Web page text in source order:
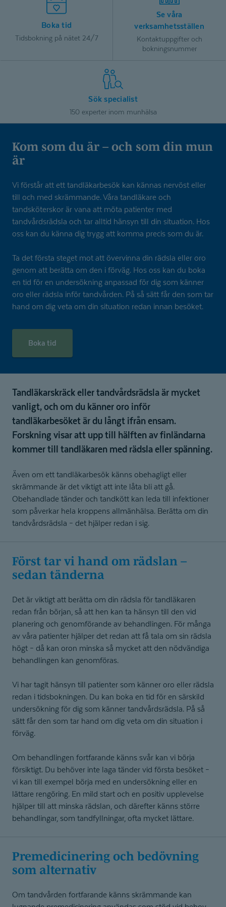
Boka tid
Tidsbokning på nätet 24/7
Se våra
verksamhetsställen
Kontaktuppgifter och
bokningsnummer
Sök specialist
150 experter inom munhälsa
Kom som du är – och som din mun
är
Vi förstår att ett tandläkarbesök kan kännas nervöst eller
till och med skrämmande. Våra tandläkare och
tandsköterskor är vana att möta patienter med
tandvårdsrädsla och tar alltid hänsyn till din situation. Hos
oss kan du känna dig trygg att komma precis som du är.
Ta det första steget mot att övervinna din rädsla eller oro
genom att berätta om den i förväg. Hos oss kan du boka
en tid för en undersökning anpassad för dig som känner
oro eller rädsla inför tandvården. På så sätt får den som tar
hand om dig veta om din situation redan innan besöket.
Boka tid
Tandläkarskräck eller tandvårdsrädsla är mycket
vanligt, och om du känner oro inför
tandläkarbesöket är du långt ifrån ensam.
Forskning visar att upp till hälften av finländarna
kommer till tandläkaren med rädsla eller spänning.
Även om ett tandläkarbesök känns obehagligt eller
skrämmande är det viktigt att inte låta bli att gå.
Obehandlade tänder och tandkött kan leda till infektioner
som påverkar hela kroppens allmänhälsa. Berätta om din
tandvårdsrädsla – det hjälper redan i sig.
Först tar vi hand om rädslan –
sedan tänderna
Det är viktigt att berätta om din rädsla för tandläkaren
redan från början, så att hen kan ta hänsyn till den vid
planering och genomförande av behandlingen. För många
av våra patienter hjälper det redan att få tala om sin rädsla
högt – då kan oron minska så mycket att den nödvändiga
behandlingen kan genomföras.
Vi har tagit hänsyn till patienter som känner oro eller rädsla
redan i tidsbokningen. Du kan boka en tid för en särskild
undersökning för dig som känner tandvårdsrädsla. På så
sätt får den som tar hand om dig veta om din situation i
förväg.
Om behandlingen fortfarande känns svår kan vi börja
försiktigt. Du behöver inte laga tänder vid första besöket –
vi kan till exempel börja med en undersökning eller en
lättare rengöring. En mild start och en positiv upplevelse
hjälper till att minska rädslan, och därefter känns större
behandlingar, som tandfyllningar, ofta mycket lättare.
Premedici­nering och bedövning
som alternativ
Om tandvården fortfarande känns skrämmande kan